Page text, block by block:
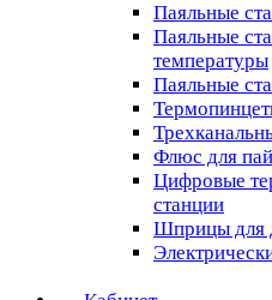
Паяльные
Паяльные
температуры
Паяльные
Флюс для
Цифровые
станции
Шприцы для